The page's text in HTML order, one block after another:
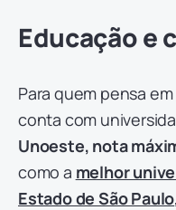
Educação e
Para quem pensa em
conta com
Unoeste, nota
como a melhor
Estado de São Paulo